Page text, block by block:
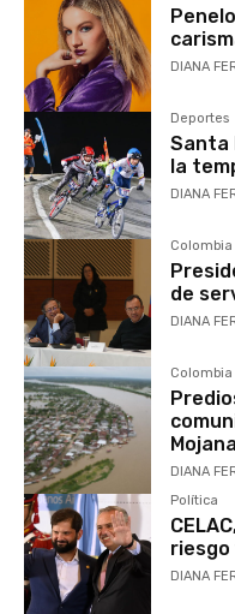
DIANA
Deportes
Santa
la
DIANA
Colombia
de
DIANA
Colombia
Mojana
DIANA
Política
DIANA